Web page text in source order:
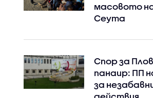
масовото
Сеута
Спор за
панаир: ПП
за